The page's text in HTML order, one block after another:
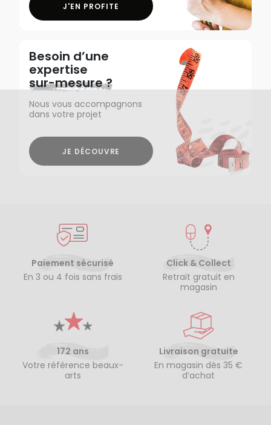
J'EN PROFITE
Besoin d’une
expertise
sur-mesure ?
Nous vous accompagnons
dans votre projet
JE DÉCOUVRE
Paiement sécurisé
En 3 ou 4 fois sans frais
Click & Collect
Retrait gratuit en
magasin
172 ans
Votre référence beaux-
arts
Livraison gratuite
En magasin dès 35 €
d’achat